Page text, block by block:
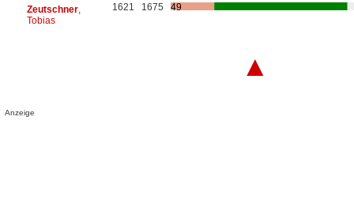
Zeutschner,
Tobias
1621 1675 49
▲
Anzeige